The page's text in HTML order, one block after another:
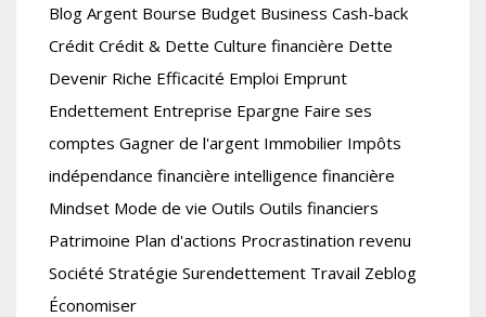
Blog Argent Bourse Budget Business Cash-back
Crédit Crédit & Dette Culture financière Dette
Devenir Riche Efficacité Emploi Emprunt
Endettement Entreprise Epargne Faire ses
comptes Gagner de l'argent Immobilier Impôts
indépendance financière intelligence financière
Mindset Mode de vie Outils Outils financiers
Patrimoine Plan d'actions Procrastination revenu
Société Stratégie Surendettement Travail Zeblog
Économiser